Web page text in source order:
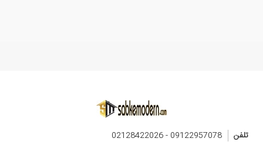
تلفن 09122957078 - 02128422026